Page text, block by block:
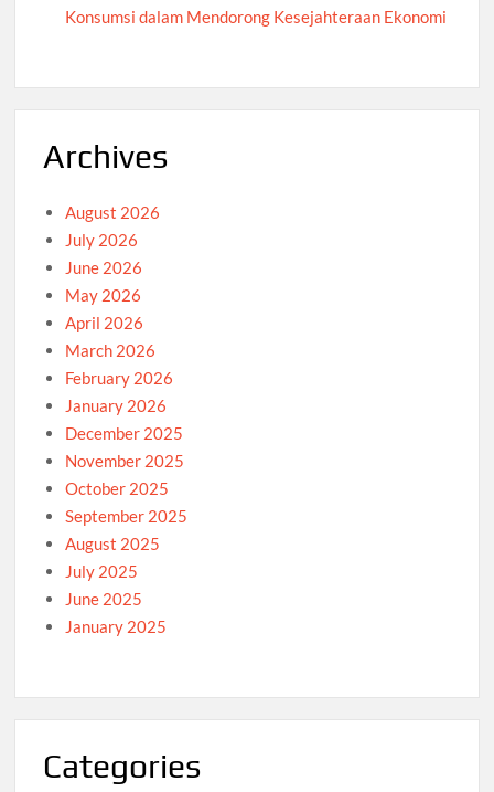
Konsumsi dalam Mendorong Kesejahteraan Ekonomi
Archives
August 2026
July 2026
June 2026
May 2026
April 2026
March 2026
February 2026
January 2026
December 2025
November 2025
October 2025
September 2025
August 2025
July 2025
June 2025
January 2025
Categories